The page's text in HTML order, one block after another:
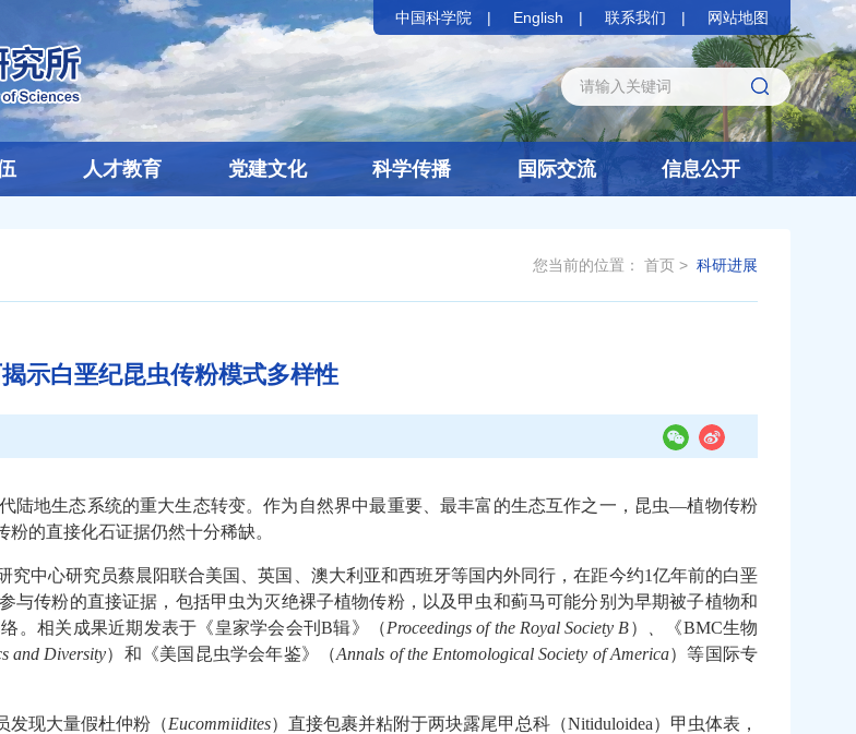
中国科学院 English 联系我们 网站地图
人才教育 党建文化 科学传播 国际交流 信息公开
您当前的位置： 首页 > 科研进展
示白垩纪昆虫传粉模式多样性
陆地生态系统的重大生态转变。作为自然界中最重要、最丰富的生态互作之一，昆虫—植物传粉
的直接化石证据仍然十分稀缺。
中心研究员蔡晨阳联合美国、英国、澳大利亚和西班牙等国内外同行，在距今约1亿年前的白垩
与传粉的直接证据，包括甲虫为灭绝裸子植物传粉，以及甲虫和蓟马可能分别为早期被子植物和
。相关成果近期发表于《皇家学会会刊B辑》 （Proceedings of the Royal Society B） 、 《BMC生物
and Diversity）和《美国昆虫学会年鉴》（Annals of the Entomological Society of America）等国际专
发现大量假杜仲粉（Eucommiidites）直接包裹并粘附于两块露尾甲总科（Nitiduloidea）甲虫体表，